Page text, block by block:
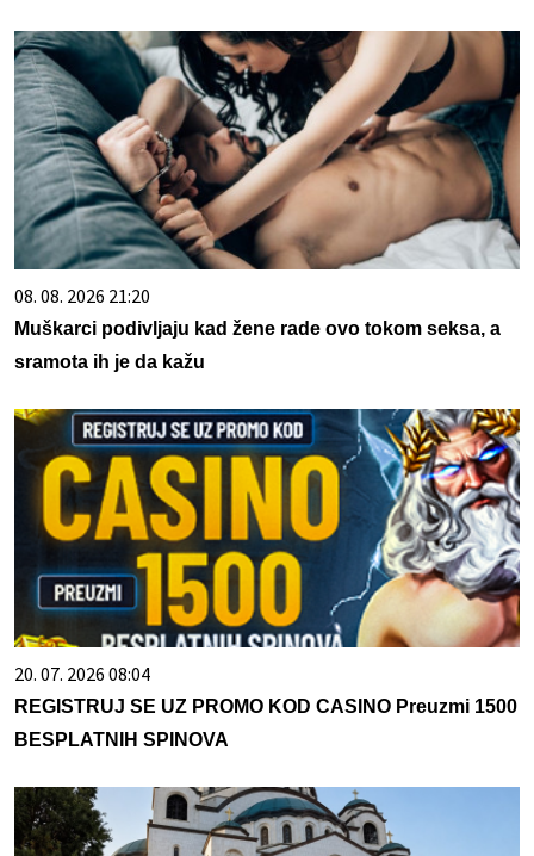
08. 08. 2026 21:20
Muškarci podivljaju kad žene rade ovo tokom seksa, a
sramota ih je da kažu
20. 07. 2026 08:04
REGISTRUJ SE UZ PROMO KOD CASINO Preuzmi 1500
BESPLATNIH SPINOVA